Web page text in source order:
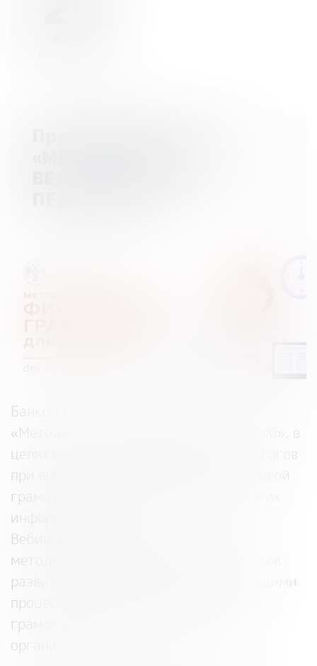
Банком России запущен проект
«Методические вебинары для учителей», в
целях методической поддержки педагогов
при внедрении преподавания финансовой
грамотности, а также для повышения их
информированности.
Вебинары разработаны совместно с
методистами региональных институтов
развития образования, сопровождающими
процесс внедрения основ финансовой
грамотности в образовательных
организациях.